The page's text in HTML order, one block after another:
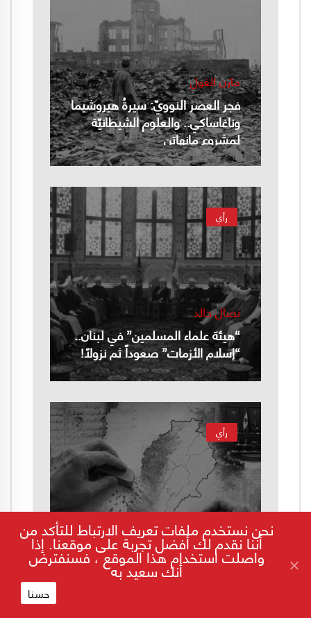
مازن الغول
فجر العصر النوويّ: سيرةُ هيروشيما
وناغاساكي.. والعلوم الشيطانيّة
لمشروع مانهاتن
رأي
نضال خالد
“هيئة علماء المسلمين” في لبنان..
“إسلام الأزمات” صعوداً ثم نزولاً!
رأي
طليع كمال حمدان
ما بعد المقاومة.. صراع النخب على
تعريف هوية لبنان
نحن نستخدم ملفات تعريف الارتباط للتأكد من
أننا نقدم لك أفضل تجربة على موقعنا. إذا
واصلت استخدام هذا الموقع ، فسنفترض
أنك سعيد به
حسنا